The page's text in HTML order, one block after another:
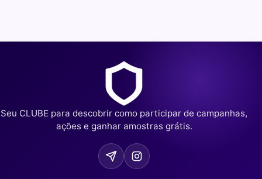
Seu CLUBE para descobrir como participar de campanhas,
ações e ganhar amostras grátis.